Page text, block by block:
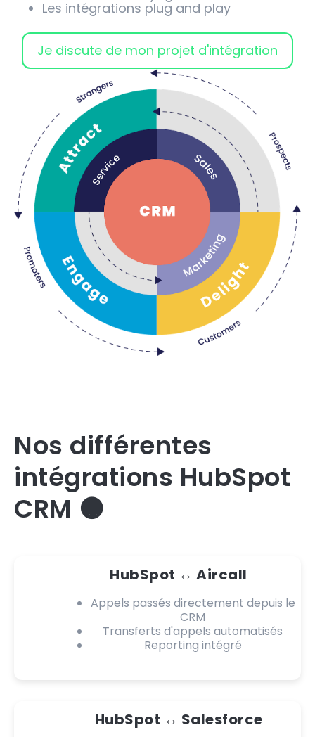
Les intégrations plug and play
Je discute de mon projet d'intégration
Nos différentes
intégrations HubSpot
CRM 🟠
HubSpot ↔️ Aircall
Appels passés directement depuis le
CRM
Transferts d'appels automatisés
Reporting intégré
HubSpot ↔️ Salesforce